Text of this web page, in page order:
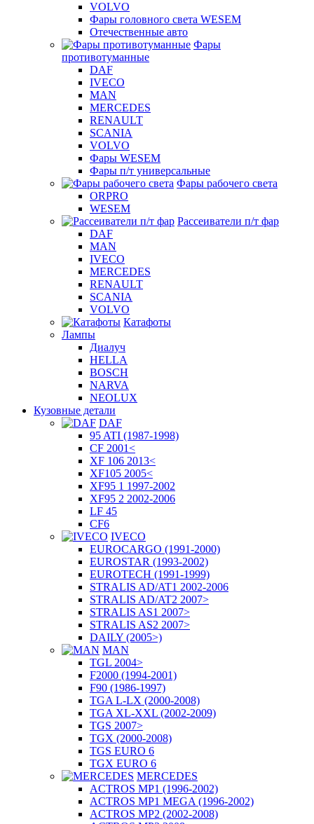
VOLVO
Фары головного света WESEM
Отечественные авто
Фары
противотуманные
DAF
IVECO
MAN
MERCEDES
RENAULT
SCANIA
VOLVO
Фары WESEM
Фары п/т универсальные
Фары рабочего света
ORPRO
WESEM
Рассеиватели п/т фар
DAF
MAN
IVECO
MERCEDES
RENAULT
SCANIA
VOLVO
Катафоты
Лампы
Диалуч
HELLA
BOSCH
NARVA
NEOLUX
Кузовные детали
DAF
95 ATI (1987-1998)
CF 2001<
XF 106 2013<
XF105 2005<
XF95 1 1997-2002
XF95 2 2002-2006
LF 45
CF6
IVECO
EUROCARGO (1991-2000)
EUROSTAR (1993-2002)
EUROTECH (1991-1999)
STRALIS AD/AT1 2002-2006
STRALIS AD/AT2 2007>
STRALIS AS1 2007>
STRALIS AS2 2007>
DAILY (2005>)
MAN
TGL 2004>
F2000 (1994-2001)
F90 (1986-1997)
TGA L-LX (2000-2008)
TGA XL-XXL (2002-2009)
TGS 2007>
TGX (2000-2008)
TGS EURO 6
TGX EURO 6
MERCEDES
ACTROS MP1 (1996-2002)
ACTROS MP1 MEGA (1996-2002)
ACTROS MP2 (2002-2008)